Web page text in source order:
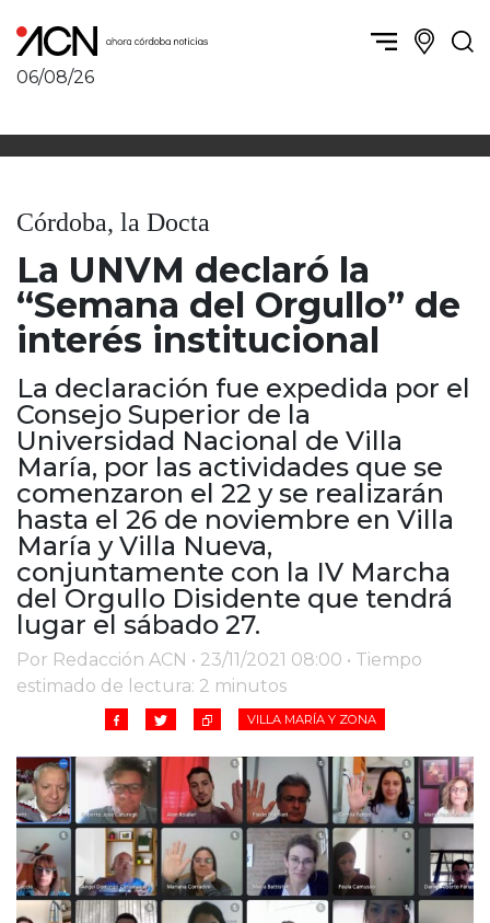
06/08/26
Política y Economía
Córdoba obrera
Córdoba, la Docta
Ambiente y sustentabilidad
Deportes
Córdoba diverse
Córdoba independiente
Internacionales
Humor
Córdoba, la ciudad
Villa María y zona
San Francisco y zona
Traslasierra
Punilla / Carlos Paz
Alta Gracia
Marcos Juárez
Río Primero
Valle de Calamuchita
Jesús María y norte
Cruz del Eje
Corredor de Ansenuza
La Carlota y zona
Laboulaye y sur
Bell Ville
Río Tercero
Despeñaderos
Córdoba, la Docta
La UNVM declaró la
“Semana del Orgullo” de
interés institucional
La declaración fue expedida por el
Consejo Superior de la
Universidad Nacional de Villa
María, por las actividades que se
comenzaron el 22 y se realizarán
hasta el 26 de noviembre en Villa
María y Villa Nueva,
conjuntamente con la IV Marcha
del Orgullo Disidente que tendrá
lugar el sábado 27.
Por Redacción ACN • 23/11/2021 08:00 • Tiempo
estimado de lectura: 2 minutos
VILLA MARÍA Y ZONA